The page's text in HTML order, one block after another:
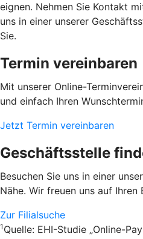
eignen. Nehmen Sie Kontakt
uns in einer unserer
Sie.
Termin vereinbaren
Mit unserer Online-
und einfach Ihren
Jetzt Termin vereinbaren
Geschäftsstelle
Besuchen Sie uns in einer
Nähe. Wir freuen uns auf Ihren
Zur Filialsuche
1 Quelle: EHI-Studie „Online-